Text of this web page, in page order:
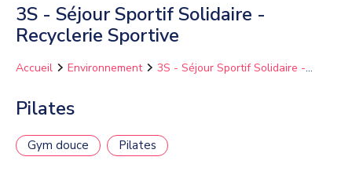
3S - Séjour Sportif Solidaire -
Recyclerie Sportive
Accueil Environnement
3S - Séjour Sportif Solidaire -
Pilates
Gym douce Pilates